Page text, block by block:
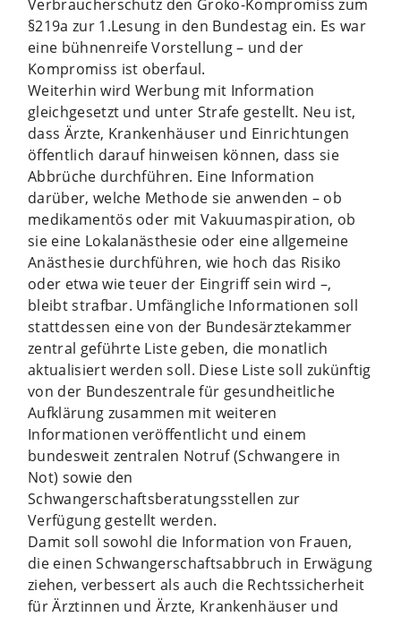
Verbraucherschutz den Groko-Kompromiss zum
§219a zur 1.Lesung in den Bundestag ein. Es war
eine bühnenreife Vorstellung – und der
Kompromiss ist oberfaul.
Weiterhin wird Werbung mit Information
gleichgesetzt und unter Strafe gestellt. Neu ist,
dass Ärzte, Krankenhäuser und Einrichtungen
öffentlich darauf hinweisen können, dass sie
Abbrüche durchführen. Eine Information
darüber, welche Methode sie anwenden – ob
medikamentös oder mit Vakuumaspiration, ob
sie eine Lokalanästhesie oder eine allgemeine
Anästhesie durchführen, wie hoch das Risiko
oder etwa wie teuer der Eingriff sein wird –,
bleibt strafbar. Umfängliche Informationen soll
stattdessen eine von der Bundesärztekammer
zentral geführte Liste geben, die monatlich
aktualisiert werden soll. Diese Liste soll zukünftig
von der Bundeszentrale für gesundheitliche
Aufklärung zusammen mit weiteren
Informationen veröffentlicht und einem
bundesweit zentralen Notruf (Schwangere in
Not) sowie den
Schwangerschaftsberatungsstellen zur
Verfügung gestellt werden.
Damit soll sowohl die Information von Frauen,
die einen Schwangerschaftsabbruch in Erwägung
ziehen, verbessert als auch die Rechtssicherheit
für Ärztinnen und Ärzte, Krankenhäuser und